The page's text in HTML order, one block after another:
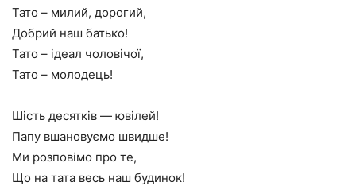
Тато – милий, дорогий,
Добрий наш батько!
Тато – ідеал чоловічої,
Тато – молодець!
Шість десятків — ювілей!
Папу вшановуємо швидше!
Ми розповімо про те,
Що на тата весь наш будинок!